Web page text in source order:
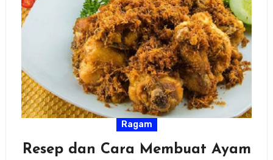
Ragam
Resep dan Cara Membuat Ayam